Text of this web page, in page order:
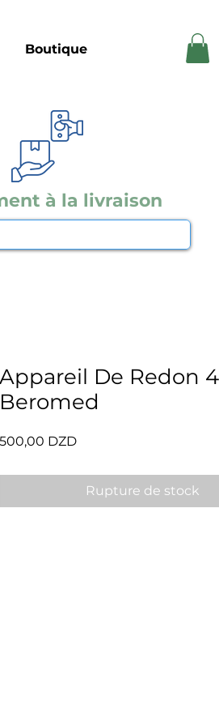
Boutique
à la livraison
Appareil De Redon
Beromed
500,00 DZDPrix
Rupture de stock